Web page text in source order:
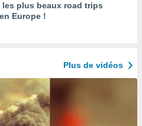
les plus beaux road trips
Europe !
Plus de vidéos